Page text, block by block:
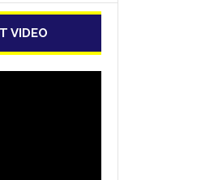
VIDEO